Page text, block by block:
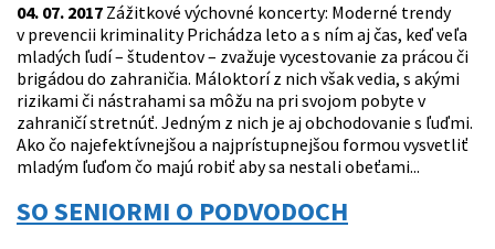
04. 07. 2017 Zážitkové výchovné koncerty: Moderné trendy
v prevencii kriminality Prichádza leto a s ním aj čas, keď veľa
mladých ľudí – študentov – zvažuje vycestovanie za prácou či
brigádou do zahraničia. Máloktorí z nich však vedia, s akými
rizikami či nástrahami sa môžu na pri svojom pobyte v
zahraničí stretnúť. Jedným z nich je aj obchodovanie s ľuďmi.
Ako čo najefektívnejšou a najprístupnejšou formou vysvetliť
mladým ľuďom čo majú robiť aby sa nestali obeťami...
SO SENIORMI O PODVODOCH